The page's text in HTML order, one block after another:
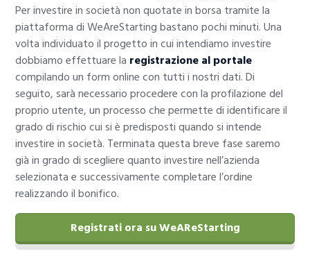
Per investire in società non quotate in borsa tramite la
piattaforma di WeAreStarting bastano pochi minuti. Una
volta individuato il progetto in cui intendiamo investire
dobbiamo effettuare la registrazione al portale
compilando un form online con tutti i nostri dati. Di
seguito, sarà necessario procedere con la profilazione del
proprio utente, un processo che permette di identificare il
grado di rischio cui si è predisposti quando si intende
investire in società. Terminata questa breve fase saremo
già in grado di scegliere quanto investire nell’azienda
selezionata e successivamente completare l’ordine
realizzando il bonifico.
Registrati ora su WeAReStarting